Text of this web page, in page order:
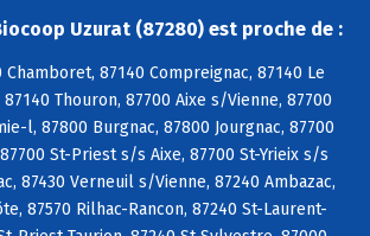
Uzurat (87280) est proche de :
Chamboret, 87140 Compreignac, 87140 Le
Thouron, 87700 Aixe s/Vienne, 87700
l, 87800 Burgnac, 87800 Jourgnac, 87700
St-Priest s/s Aixe, 87700 St-Yrieix s/s
87430 Verneuil s/Vienne, 87240 Ambazac,
87570 Rilhac-Rancon, 87240 St-Laurent-